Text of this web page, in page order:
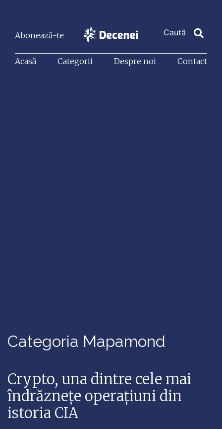
Abonează-te
Acasă Categorii Despre noi Contact
Categoria Mapamond
Crypto, una dintre cele mai
îndrăznețe operațiuni din
istoria CIA